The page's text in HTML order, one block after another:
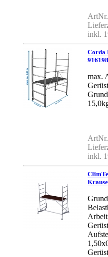
inkl.
Corda
916198
max.
inkl.